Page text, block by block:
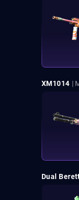
XM1014 |
Dual